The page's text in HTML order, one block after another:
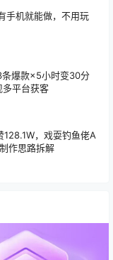
手机就能做，不用玩
爆款×5小时变30分
平台获客
128.1W，戏耍钓鱼佬A
作思路拆解